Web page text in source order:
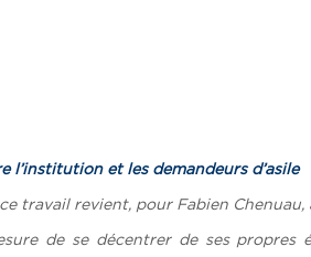
l’institution et les demandeurs d’asile
travail revient, pour Fabien
de se décentrer de ses propres